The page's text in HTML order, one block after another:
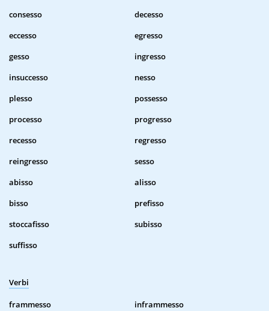
consesso
decesso
eccesso
egresso
gesso
ingresso
insuccesso
nesso
plesso
possesso
processo
progresso
recesso
regresso
reingresso
sesso
abisso
alisso
bisso
prefisso
stoccafisso
subisso
suffisso
Verbi
frammesso
inframmesso